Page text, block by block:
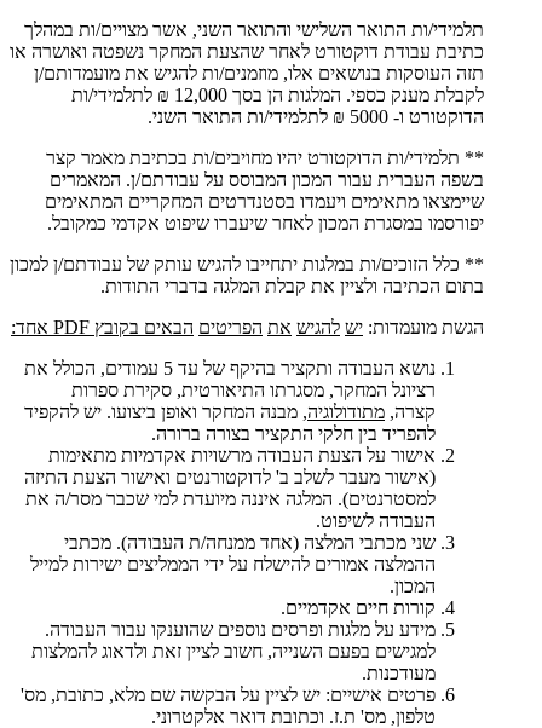
תלמידי/ות התואר השלישי והתואר השני, אשר מצויים/ות במהלך
כתיבת עבודת דוקטורט לאחר שהצעת המחקר נשפטה ואושרה או
תזה העוסקות בנושאים אלו, מוזמנים/ות להגיש את מועמדותם/ן
לקבלת מענק כספי. המלגות הן בסך 12,000 ₪ לתלמידי/ות
הדוקטורט ו- 5000 ₪ לתלמידי/ות התואר השני.
** תלמידי/ות הדוקטורט יהיו מחויבים/ות בכתיבת מאמר קצר
בשפה העברית עבור המכון המבוסס על עבודתם/ן. המאמרים
שיימצאו מתאימים ויעמדו בסטנדרטים המחקריים המתאימים
יפורסמו במסגרת המכון לאחר שיעברו שיפוט אקדמי כמקובל.
** כלל הזוכים/ות במלגות יתחייבו להגיש עותק של עבודתם/ן למכון
בתום הכתיבה ולציין את קבלת המלגה בדברי התודות.
הגשת מועמדות: יש להגיש את הפריטים הבאים בקובץ PDF אחד:
נושא העבודה ותקציר בהיקף של עד 5 עמודים, הכולל את
רציונל המחקר, מסגרתו התיאורטית, סקירת ספרות
קצרה, מתודולוגיה, מבנה המחקר ואופן ביצועו. יש להקפיד
להפריד בין חלקי התקציר בצורה ברורה.
אישור על הצעת העבודה מרשויות אקדמיות מתאימות
(אישור מעבר לשלב ב' לדוקטורנטים ואישור הצעת התיזה
למסטרנטים). המלגה איננה מיועדת למי שכבר מסר/ה את
העבודה לשיפוט.
שני מכתבי המלצה (אחד ממנחה/ת העבודה). מכתבי
ההמלצה אמורים להישלח על ידי הממליצים ישירות למייל
המכון.
קורות חיים אקדמיים.
מידע על מלגות ופרסים נוספים שהוענקו עבור העבודה.
למגישים בפעם השנייה, חשוב לציין זאת ולדאוג להמלצות
מעודכנות.
פרטים אישיים: יש לציין על הבקשה שם מלא, כתובת, מס'
טלפון, מס' ת.ז. וכתובת דואר אלקטרוני.